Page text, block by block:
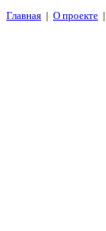
Главная | О проекте |